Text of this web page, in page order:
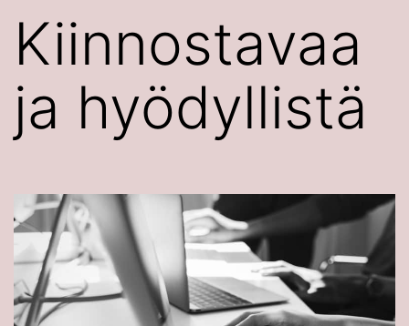
Kiinnostavaa
ja hyödyllistä